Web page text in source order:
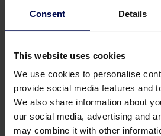
Consent Details
This website uses cookies
We use cookies to personalise
provide social media features and
We also share information about
our social media, advertising and
may combine it with other
procedentes de las
mineras, con un
de 300-380 m3/
contaminadas con